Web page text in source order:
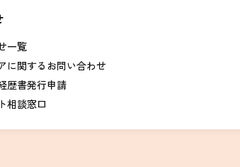
一覧
に関するお問い合わせ
歴書発行申請
相談窓口